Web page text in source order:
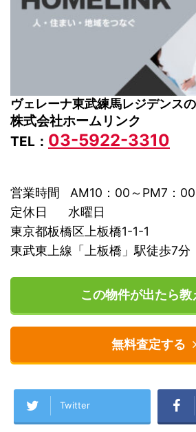
ヴェレーナ東武練馬レジデンス
株式会社ホームリンク
TEL： 03-5922-3310
営業時間 AM10：00～PM7：00
定休日 水曜日
東京都板橋区上板橋1-1-1
東武東上線「上板橋」駅徒歩7分
この物件が出たら教
無料査定する
Twitter